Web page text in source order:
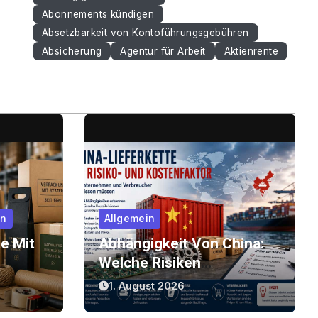
Abonnements kündigen
Absetzbarkeit von Kontoführungsgebühren
Absicherung
Agentur für Arbeit Aktienrente
Mit
Der
Allgemein
Abhängigkeit Von China:
Welche Risiken
Lieferketten Für
Unternehmen Und
1. August 2026